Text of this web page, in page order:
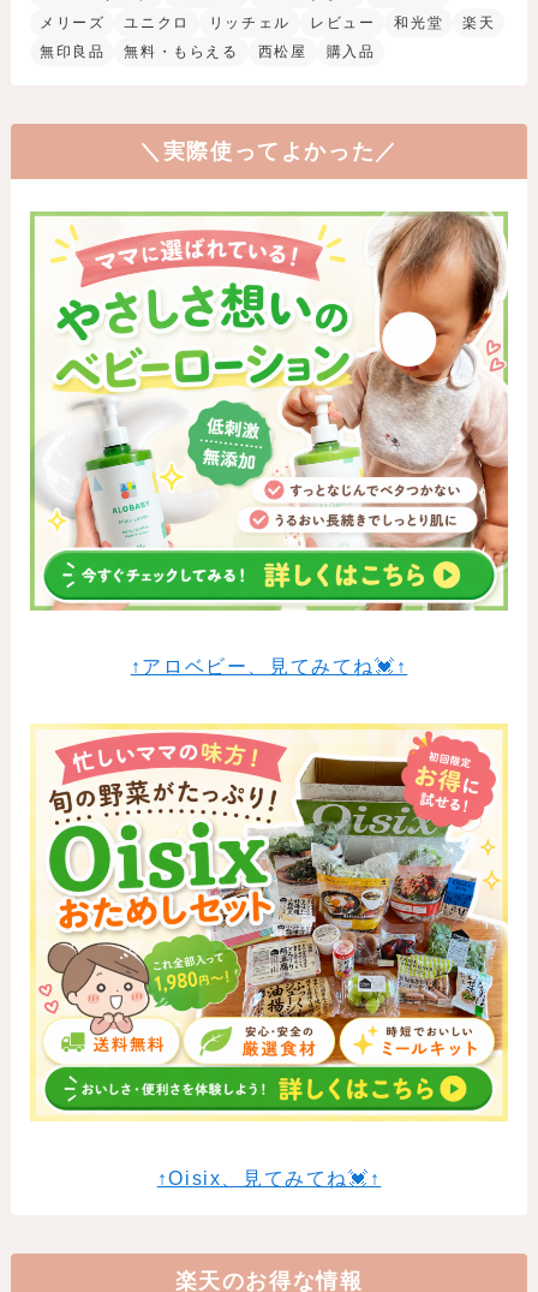
メリーズ
ユニクロ リッチェル レビュー 和光堂
楽天
無印良品
無料・もらえる 西松屋 購入品
＼実際使ってよかった／
↑アロベビー、見てみてね💓↑
↑Oisix、見てみてね💓↑
楽天のお得な情報